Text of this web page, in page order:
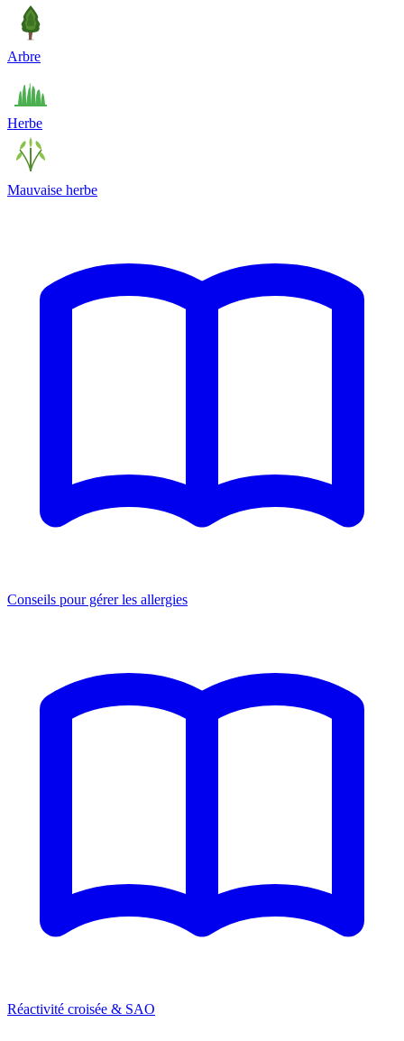
Arbre
Herbe
Mauvaise herbe
Conseils pour gérer les allergies
Réactivité croisée & SAO